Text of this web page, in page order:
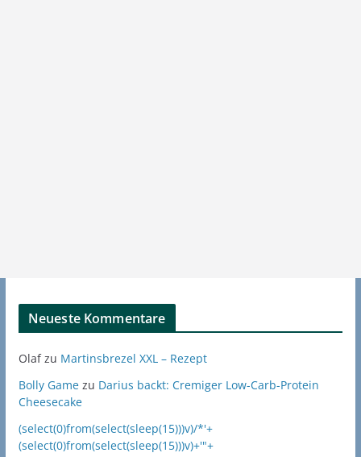
Neueste Kommentare
Olafzu Martinsbrezel XXL – Rezept
Bolly Gamezu Darius backt: Cremiger Low-Carb-Protein
Cheesecake
(select(0)from(select(sleep(15)))v)/*'+
(select(0)from(select(sleep(15)))v)+'"+